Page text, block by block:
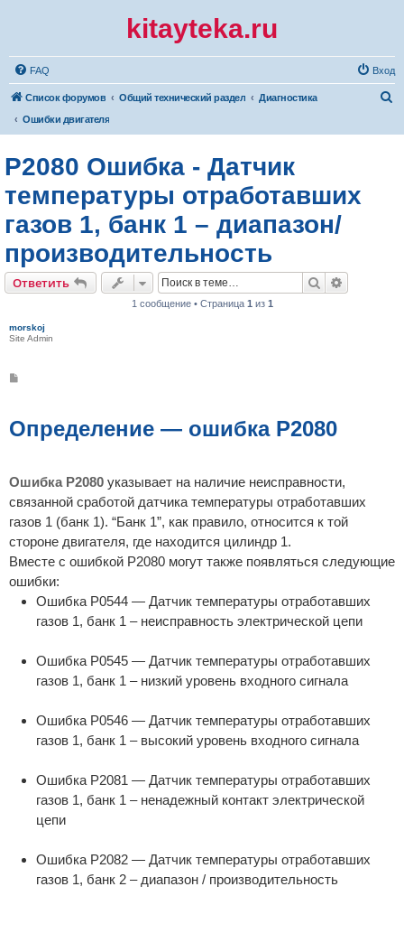
kitayteka.ru
FAQ Вход
Список форумов Общий технический раздел
Диагностика
Ошибки двигателя
P2080 Ошибка - Датчик
температуры отработавших
газов 1, банк 1 – диапазон/
производительность
Ответить Поиск
1 сообщение • Страница 1 из 1
morskoj
Site Admin
щ
е
Определение — ошибка P2080
Ошибка P2080 указывает на наличие неисправности,
связанной сработой датчика температуры отработавших
газов 1 (банк 1). “Банк 1”, как правило, относится к той
стороне двигателя, где находится цилиндр 1.
Вместе с ошибкой P2080 могут также появляться следующие
ошибки:
Ошибка P0544 — Датчик температуры отработавших
газов 1, банк 1 – неисправность электрической цепи
Ошибка P0545 — Датчик температуры отработавших
газов 1, банк 1 – низкий уровень входного сигнала
Ошибка P0546 — Датчик температуры отработавших
газов 1, банк 1 – высокий уровень входного сигнала
Ошибка P2081 — Датчик температуры отработавших
газов 1, банк 1 – ненадежный контакт электрической
цепи
Ошибка P2082 — Датчик температуры отработавших
газов 1, банк 2 – диапазон / производительность